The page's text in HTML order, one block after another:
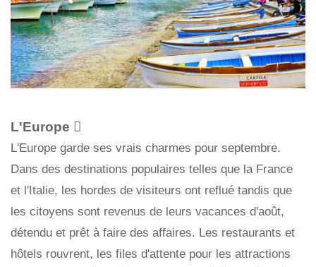
L'Europe 
L'Europe garde ses vrais charmes pour septembre.
Dans des destinations populaires telles que la France
et l'Italie, les hordes de visiteurs ont reflué tandis que
les citoyens sont revenus de leurs vacances d'août,
détendu et prêt à faire des affaires. Les restaurants et
hôtels rouvrent, les files d'attente pour les attractions